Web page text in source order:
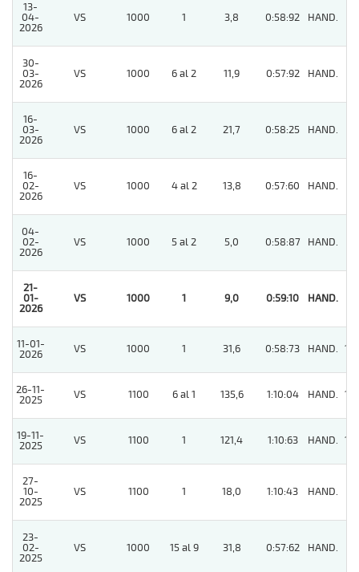
13-
04-
2026
VS 1000 1 3,8 0:58:92 HAND.
30-
03-
2026
VS 1000 6 al 2 11,9 0:57:92 HAND.
16-
03-
2026
VS 1000 6 al 2 21,7 0:58:25 HAND.
16-
02-
2026
VS 1000 4 al 2 13,8 0:57:60 HAND.
04-
02-
2026
VS 1000 5 al 2 5,0 0:58:87 HAND.
21-
01-
2026
VS 1000 1 9,0 0:59:10 HAND.
11-01-
2026
VS 1000 1 31,6 0:58:73 HAND. 10
26-11-
2025
VS 1100 6 al 1 135,6 1:10:04 HAND. 10
19-11-
2025
VS 1100 1 121,4 1:10:63 HAND. 14
27-
10-
2025
VS 1100 1 18,0 1:10:43 HAND.
23-
02-
2025
VS 1000 15 al 9 31,8 0:57:62 HAND.